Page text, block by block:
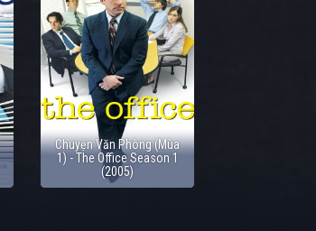
Chuyện Văn Phòng (Mùa
1) - The Office Season 1
(2005)